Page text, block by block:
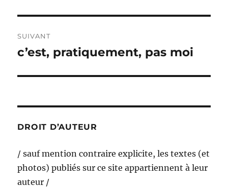
SUIVANT
Publication
c’est, pratiquement, pas moi
DROIT D’AUTEUR
/ sauf mention contraire explicite, les textes (et
photos) publiés sur ce site appartiennent à leur
auteur /